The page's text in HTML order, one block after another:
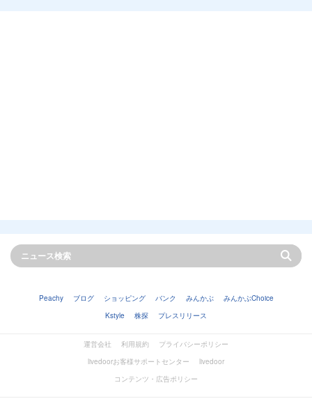
Peachy ブログ ショッピング バンク みんかぶ
みんかぶChoice
Kstyle
株探 プレスリリース
運営会社 利用規約
プライバシーポリシー
livedoorお客様サポートセンター
livedoor
コンテンツ・広告ポリシー